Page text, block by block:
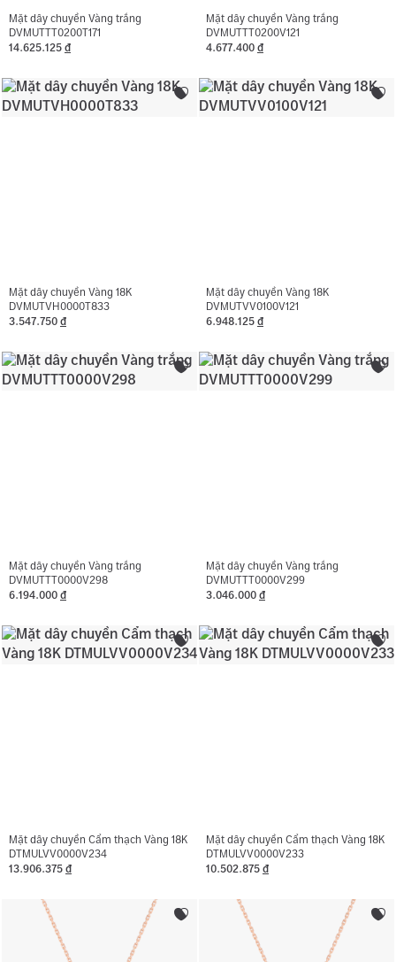
Mặt dây chuyền Vàng trắng
DVMUTTT0200T171
14.625.125 đ
Mặt dây chuyền Vàng trắng
DVMUTTT0200V121
4.677.400 đ
Mặt dây chuyền Vàng 18K
DVMUTVH0000T833
3.547.750 đ
Mặt dây chuyền Vàng 18K
DVMUTVV0100V121
6.948.125 đ
Mặt dây chuyền Vàng trắng
DVMUTTT0000V298
6.194.000 đ
Mặt dây chuyền Vàng trắng
DVMUTTT0000V299
3.046.000 đ
Mặt dây chuyền Cẩm thạch Vàng 18K
DTMULVV0000V234
13.906.375 đ
Mặt dây chuyền Cẩm thạch Vàng 18K
DTMULVV0000V233
10.502.875 đ